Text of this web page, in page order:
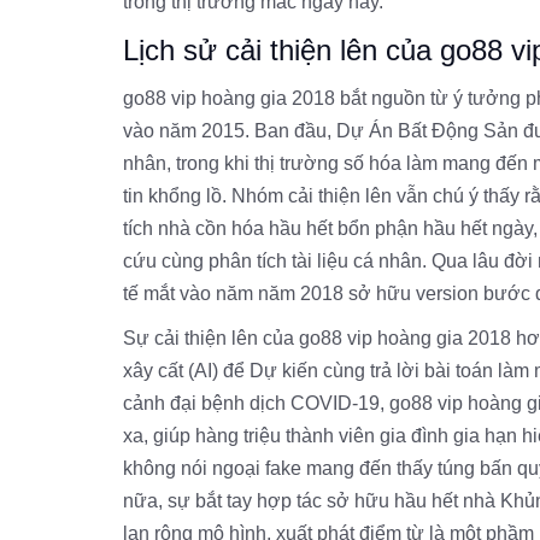
Lịch sử cải thiện lên của go88
go88 vip hoàng gia 2018 bắt nguồn từ ý tưởng
vào năm 2015. Ban đầu, Dự Án Bất Động Sản
nhân, trong khi thị trường số hóa làm mang
tin khổng lồ. Nhóm cải thiện lên vẫn chú ý thấy
tích nhà cồn hóa hầu hết bổn phận hầu hết
cứu cùng phân tích tài liệu cá nhân. Qua lâu
tế mắt vào năm năm 2018 sở hữu version bước
Sự cải thiện lên của go88 vip hoàng gia 2018
xây cất (AI) để Dự kiến cùng trả lời bài toán
cảnh đại bệnh dịch COVID-19, go88 vip hoàng
xa, giúp hàng triệu thành viên gia đình gia hạn
không nói ngoại fake mang đến thấy túng bấn
nữa, sự bắt tay hợp tác sở hữu hầu hết nhà
lan rộng mô hình, xuất phát điểm từ là một